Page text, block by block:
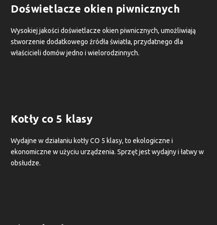
Doświetlacze okien piwnicznych
Wysokiej jakości doświetlacze okien piwnicznych, umożliwiają
stworzenie dodatkowego źródła światła, przydatnego dla
właścicieli domów jedno i wielorodzinnych.
Kotły co 5 klasy
Wydajne w działaniu kotły CO 5 klasy, to ekologiczne i
ekonomiczne w użyciu urządzenia. Sprzęt jest wydajny i łatwy w
obsłudze.